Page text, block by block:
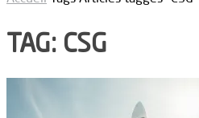
TAG: CSG